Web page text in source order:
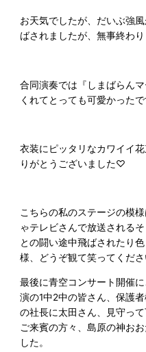
お天気でしたが、だいぶ強
ばされましたが、無事終わり
合同演奏では『しまばらん
くれてとっても可愛かったで
衣装にピッタリなカワイイ
りがとうございました♡
こちらの私のステージの模
ゃテレビさんで放送される
との闘い途中飛ばされたり
様、どうぞ観て笑ってくだ
最後に青空コンサート開催
演の1中2中の皆さん、保護
の社長に太田さん、見守っ
ご来賓の方々、島原の神お
した。